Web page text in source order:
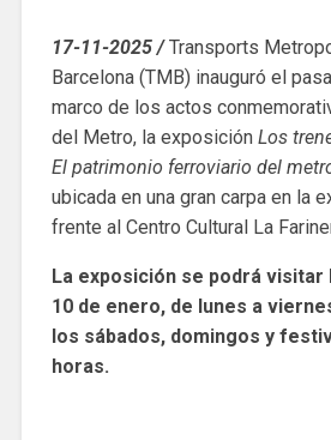
17-11-2025 /Transports
Barcelona (TMB) inauguró el
marco de los actos
del Metro, la exposición Los
El patrimonio ferroviario del
ubicada en una gran carpa en la
frente al Centro Cultural La
La exposición se podrá visitar
10 de enero, de lunes a
los sábados, domingos y
horas.